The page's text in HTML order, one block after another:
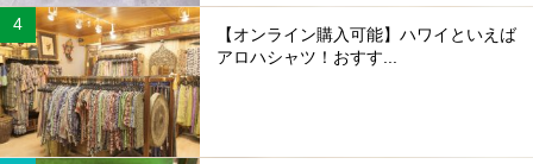
【オンライン購入可能】ハワイといえば
アロハシャツ！おすす...